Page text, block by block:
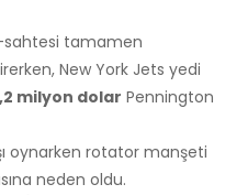
sahtesi tamamen
New York Jets yedi
milyon dolar Pennington
oynarken rotator manşeti
neden oldu.